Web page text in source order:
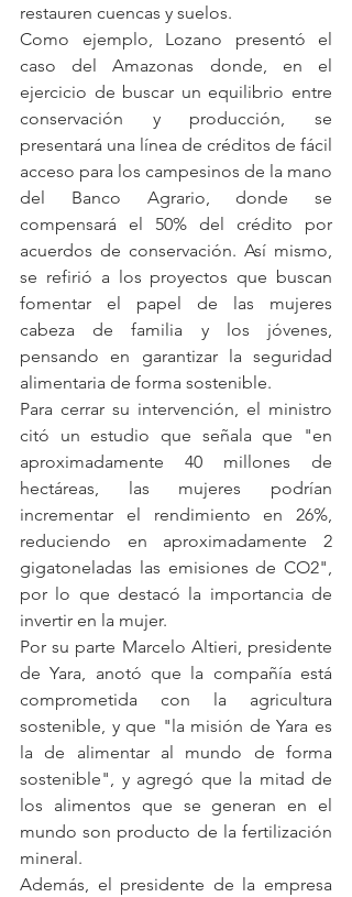
restauren cuencas y suelos.
Como ejemplo, Lozano presentó el
caso del Amazonas donde, en el
ejercicio de buscar un equilibrio entre
conservación y producción, se
presentará una línea de créditos de fácil
acceso para los campesinos de la mano
del Banco Agrario, donde se
compensará el 50% del crédito por
acuerdos de conservación. Así mismo,
se refirió a los proyectos que buscan
fomentar el papel de las mujeres
cabeza de familia y los jóvenes,
pensando en garantizar la seguridad
alimentaria de forma sostenible.
Para cerrar su intervención, el ministro
citó un estudio que señala que "en
aproximadamente 40 millones de
hectáreas, las mujeres podrían
incrementar el rendimiento en 26%,
reduciendo en aproximadamente 2
gigatoneladas las emisiones de CO2",
por lo que destacó la importancia de
invertir en la mujer.
Por su parte Marcelo Altieri, presidente
de Yara, anotó que la compañía está
comprometida con la agricultura
sostenible, y que "la misión de Yara es
la de alimentar al mundo de forma
sostenible", y agregó que la mitad de
los alimentos que se generan en el
mundo son producto de la fertilización
mineral.
Además, el presidente de la empresa